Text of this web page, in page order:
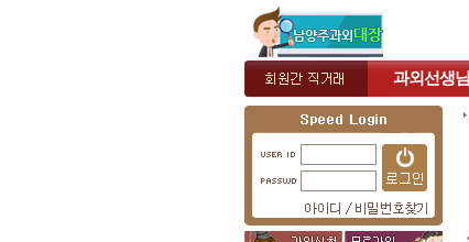
과외선생님